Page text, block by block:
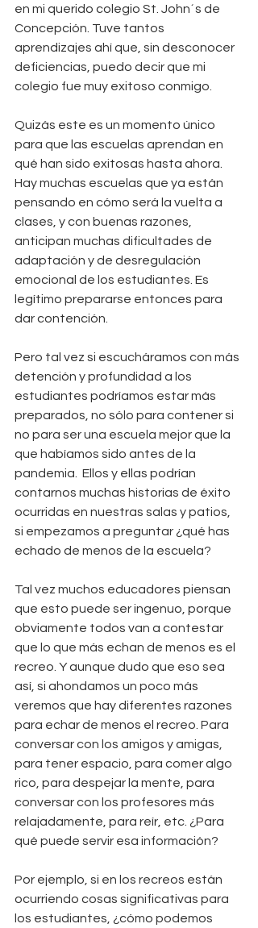
en mi querido colegio St. John´s de
Concepción. Tuve tantos
aprendizajes ahí que, sin desconocer
deficiencias, puedo decir que mi
colegio fue muy exitoso conmigo.
Quizás este es un momento único
para que las escuelas aprendan en
qué han sido exitosas hasta ahora.
Hay muchas escuelas que ya están
pensando en cómo será la vuelta a
clases, y con buenas razones,
anticipan muchas dificultades de
adaptación y de desregulación
emocional de los estudiantes. Es
legítimo prepararse entonces para
dar contención.
Pero tal vez si escucháramos con más
detención y profundidad a los
estudiantes podríamos estar más
preparados, no sólo para contener si
no para ser una escuela mejor que la
que habíamos sido antes de la
pandemia.  Ellos y ellas podrían
contarnos muchas historias de éxito
ocurridas en nuestras salas y patios,
si empezamos a preguntar ¿qué has
echado de menos de la escuela?
Tal vez muchos educadores piensan
que esto puede ser ingenuo, porque
obviamente todos van a contestar
que lo que más echan de menos es el
recreo. Y aunque dudo que eso sea
así, si ahondamos un poco más
veremos que hay diferentes razones
para echar de menos el recreo. Para
conversar con los amigos y amigas,
para tener espacio, para comer algo
rico, para despejar la mente, para
conversar con los profesores más
relajadamente, para reír, etc. ¿Para
qué puede servir esa información?
Por ejemplo, si en los recreos están
ocurriendo cosas significativas para
los estudiantes, ¿cómo podemos